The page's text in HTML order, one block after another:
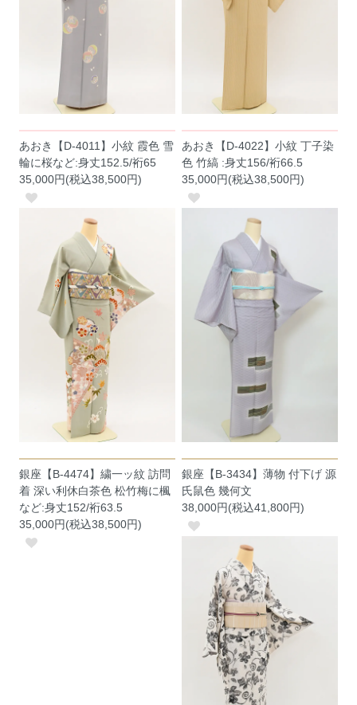
あおき【D-4011】小紋 霞色 雪
輪に桜など:身丈152.5/裄65
35,000円(税込38,500円)
あおき【D-4022】小紋 丁子染
色 竹縞 :身丈156/裄66.5
35,000円(税込38,500円)
銀座【B-4474】繍一ッ紋 訪問
着 深い利休白茶色 松竹梅に楓
など:身丈152/裄63.5
35,000円(税込38,500円)
銀座【B-3434】薄物 付下げ 源
氏鼠色 幾何文
38,000円(税込41,800円)